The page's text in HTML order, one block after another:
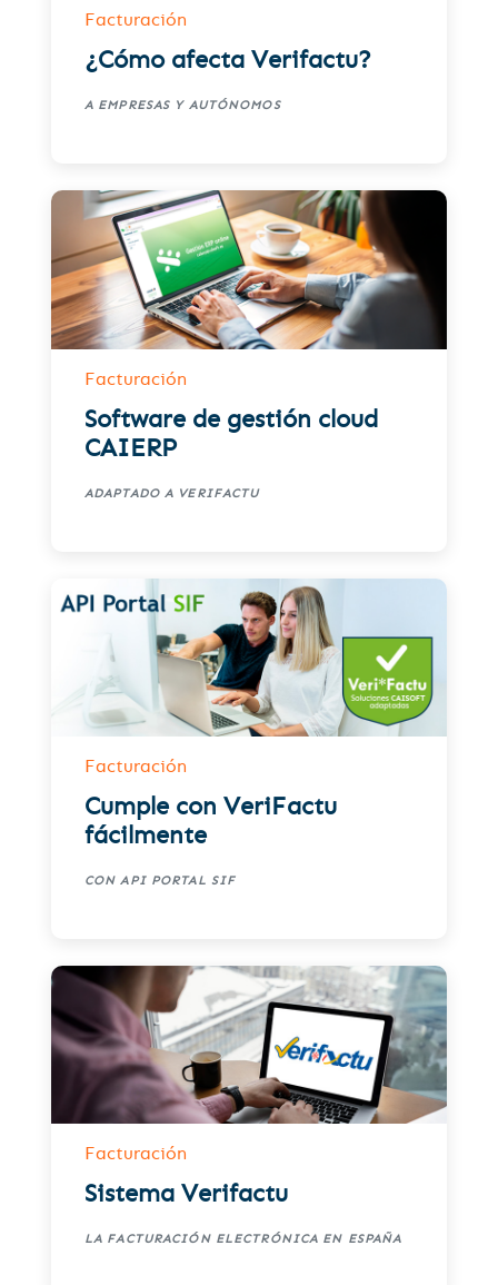
Facturación
¿Cómo afecta Verifactu?
A EMPRESAS Y AUTÓNOMOS
Facturación
Software de gestión cloud
CAIERP
ADAPTADO A VERIFACTU
Facturación
Cumple con VeriFactu
fácilmente
CON API PORTAL SIF
Facturación
Sistema Verifactu
LA FACTURACIÓN ELECTRÓNICA EN ESPAÑA